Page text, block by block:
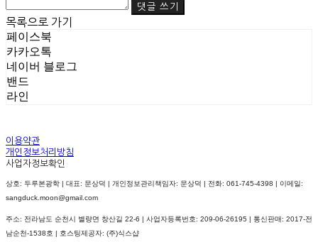
댓글 쓰기
목록으로 가기
페이스북
카카오톡
네이버 블로그
밴드
라인
이용약관
개인정보처리방침
사업자정보확인
상호: 두루본광학 | 대표: 문상덕 | 개인정보관리책임자: 문상덕 | 전화: 061-745-4398 | 이메일:
sangduck.moon@gmail.com
주소: 전라남도 순천시 별량면 창산길 22-6 | 사업자등록번호: 209-06-26195 | 통신판매: 2017-전
남순천-1538호 | 호스팅제공자: (주)식스샵